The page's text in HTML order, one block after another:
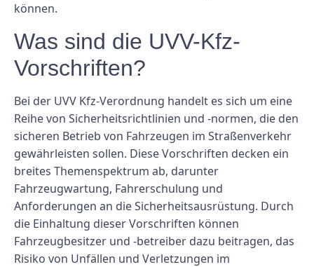
können.
Was sind die UVV-Kfz-
Vorschriften?
Bei der UVV Kfz-Verordnung handelt es sich um eine
Reihe von Sicherheitsrichtlinien und -normen, die den
sicheren Betrieb von Fahrzeugen im Straßenverkehr
gewährleisten sollen. Diese Vorschriften decken ein
breites Themenspektrum ab, darunter
Fahrzeugwartung, Fahrerschulung und
Anforderungen an die Sicherheitsausrüstung. Durch
die Einhaltung dieser Vorschriften können
Fahrzeugbesitzer und -betreiber dazu beitragen, das
Risiko von Unfällen und Verletzungen im